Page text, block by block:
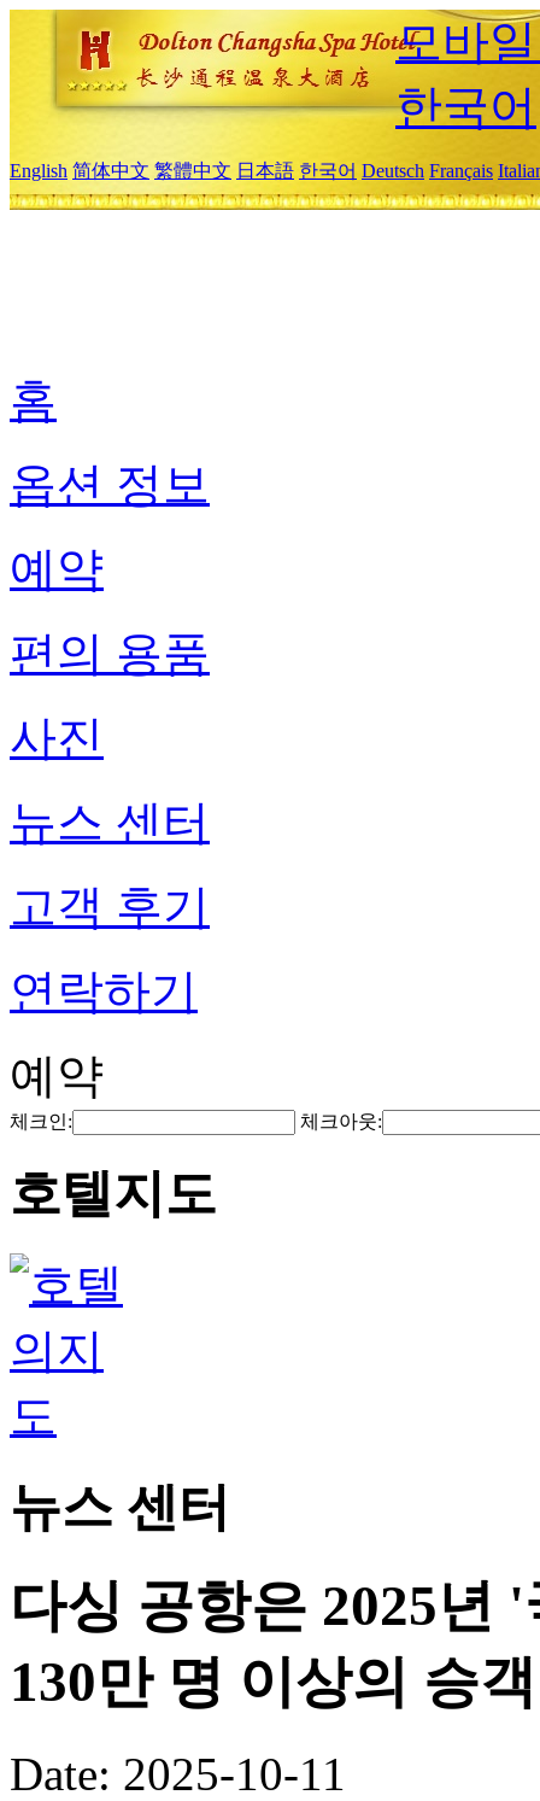
모바
한국어
English 简体中文 繁體中文 日本語 한국어 Deutsch Français
홈
옵션 정보
예약
편의 용품
사진
뉴스 센터
고객 후기
연락하기
예약
체크인: 체크아웃:
호텔지도
뉴스 센터
다싱 공항은 2025년
130만 명 이상의 승
Date: 2025-10-11